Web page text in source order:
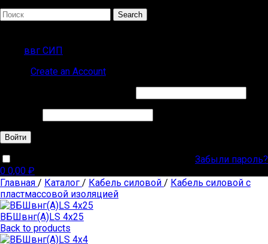
Search
ввг СИП
Create an Account
Войти
Забыли пароль?
0 0,00 ₽
Главная / Каталог / Кабель силовой / Кабель силовой с
пластмассовой изоляцией
ВБШвнг(А)LS 4х25
Back to products